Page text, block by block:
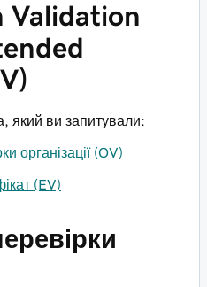
Validation
який ви запитували:
організації (OV)
(EV)